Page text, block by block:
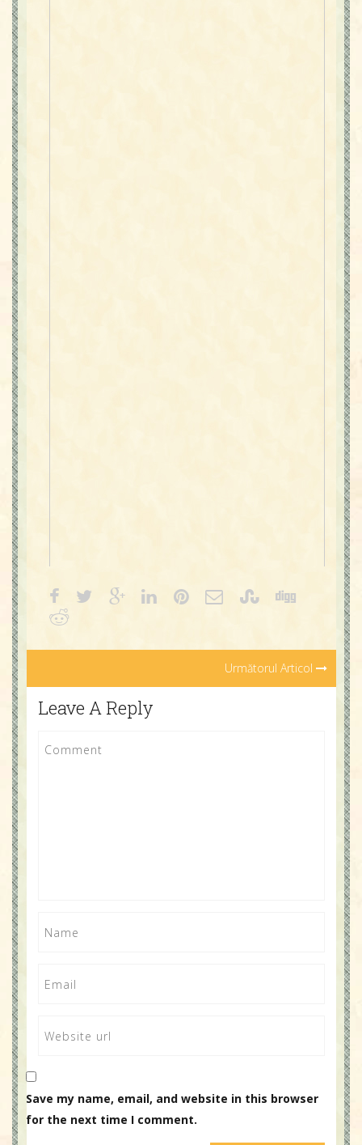
Următorul Articol
Leave A Reply
Save my name, email, and website in this browser
for the next time I comment.